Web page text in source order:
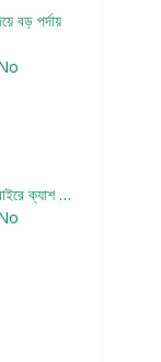
বড় পর্দায়
ক্যাশ …